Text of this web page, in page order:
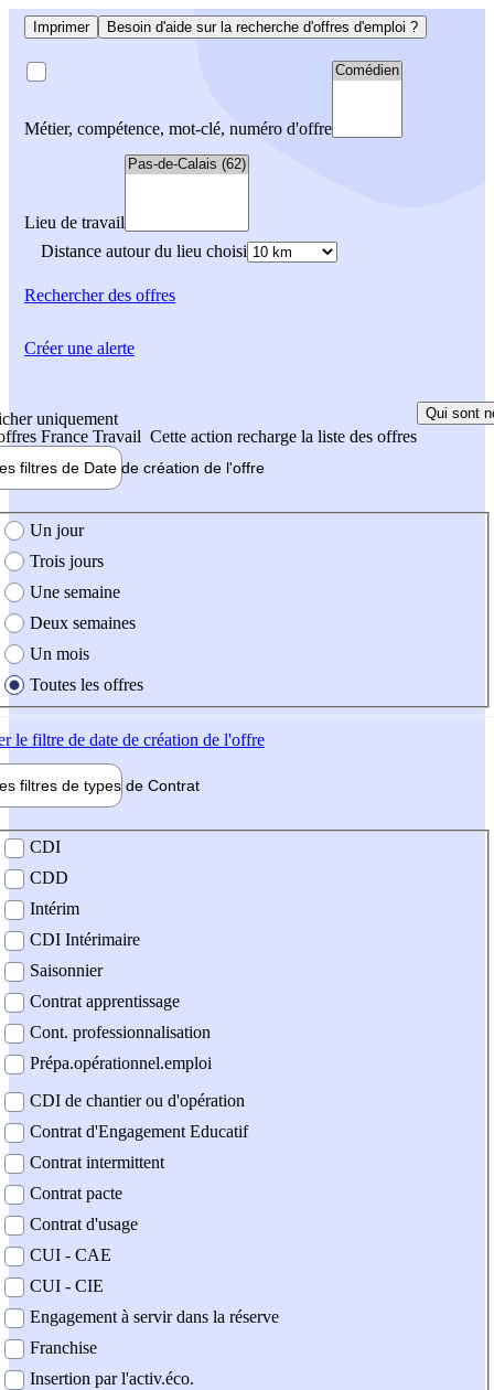
Imprimer Besoin d'aide sur la recherche d'offres d'emploi ?
Métier, compétence, mot-clé, numéro d'offre
Lieu de travail
Distance autour du lieu choisi
Rechercherdes offres
uniquement
France Travail Cette action recharge la liste des offres
Qui sont
filtres de Date de création de l'offre
création de l'offre
Un jour
Trois jours
Une semaine
Deux semaines
Un mois
Toutes les offres
le filtre de date de création de l'offre
filtres de types de Contrat
contrat
CDI
CDD
Intérim
CDI Intérimaire
Saisonnier
Contrat apprentissage
Cont. professionnalisation
Prépa.opérationnel.emploi
CDI de chantier ou d'opération
Contrat d'Engagement Educatif
Contrat intermittent
Contrat pacte
Contrat d'usage
CUI - CAE
CUI - CIE
Engagement à servir dans la réserve
Franchise
Insertion par l'activ.éco.
Créer une alerte